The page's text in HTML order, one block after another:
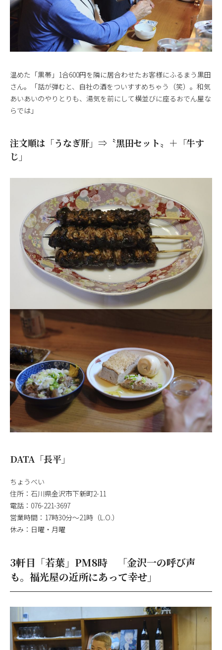
温めた「黒帯」1合600円を隣に居合わせたお客様にふるまう黒田
さん。「話が弾むと、自社の酒をついすすめちゃう（笑）。和気
あいあいのやりとりも、湯気を前にして横並びに座るおでん屋な
らでは」
注文順は「うなぎ肝」⇒〝黒田セット〟＋「牛す
じ」
DATA「長平」
ちょうべい
住所：石川県金沢市下新町2-11
電話：076-221-3697
営業時間：17時30分～21時（L.O.）
休み：日曜・月曜
3軒目「若葉」PM8時 「金沢一の呼び声
も。福光屋の近所にあって幸せ」